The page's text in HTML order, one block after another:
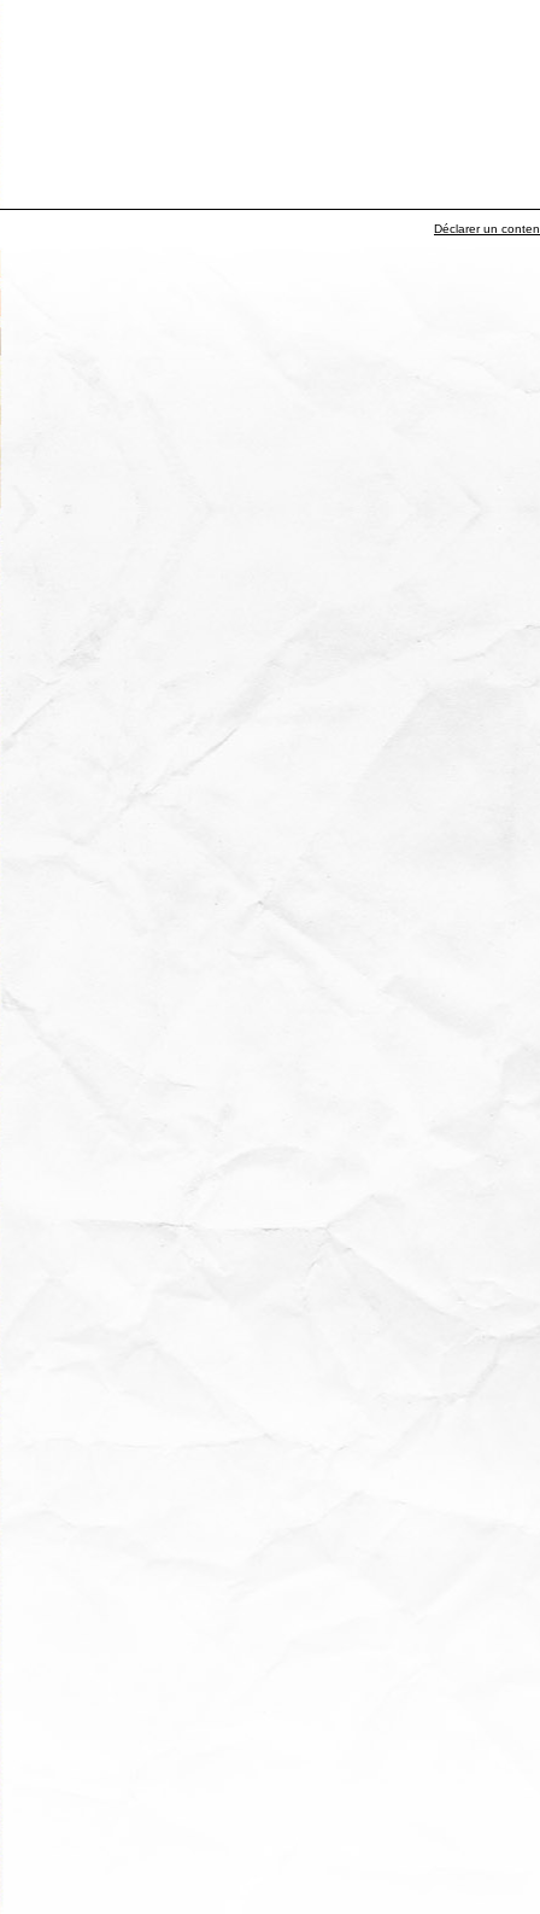
Déclarer un